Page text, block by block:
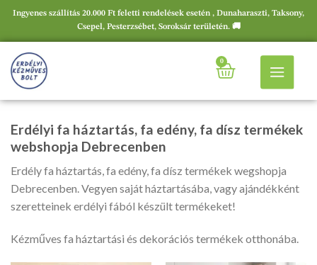
Ingyenes szállítás 20.000 Ft feletti rendelések esetén , Dunaharaszti, Taksony,
Csepel, Pesterzsébet, Soroksár területén. 🚚
0
Erdélyi fa háztartás, fa edény, fa dísz termékek
webshopja Debrecenben
Erdély fa háztartás, fa edény, fa dísz termékek wegshopja
Debrecenben. Vegyen saját háztartásába, vagy ajándékként
szeretteinek erdélyi fából készült termékeket!
Kézműves fa háztartási és dekorációs termékek otthonába.